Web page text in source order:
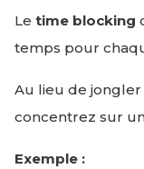
Le time blocking
temps pour
Au lieu de jongler
concentrez sur
Exemple :